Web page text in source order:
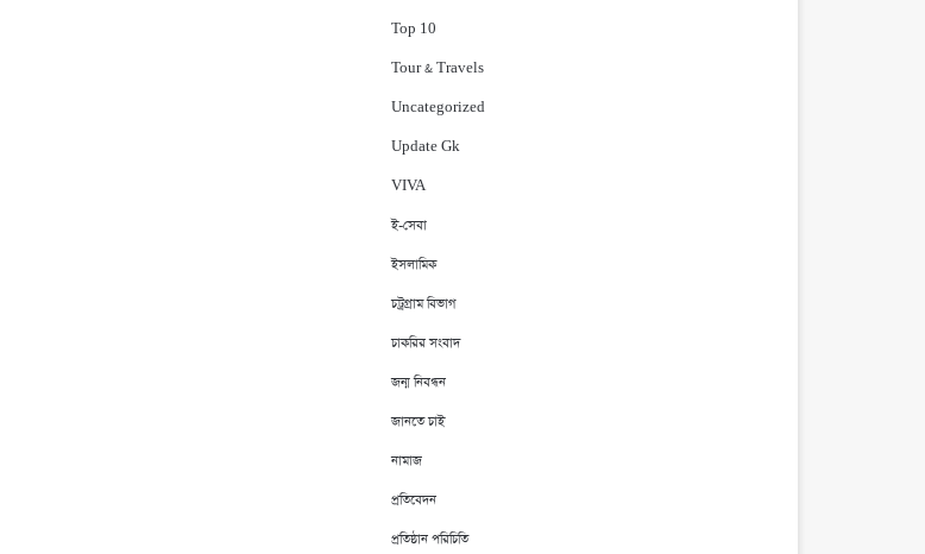
Top 10
Tour & Travels
Uncategorized
Update Gk
VIVA
ই-সেবা
ইসলামিক
চট্রগ্রাম বিভাগ
চাকরির সংবাদ
জন্ম নিবন্ধন
জানতে চাই
নামাজ
প্রতিবেদন
প্রতিষ্ঠান পরিচিতি